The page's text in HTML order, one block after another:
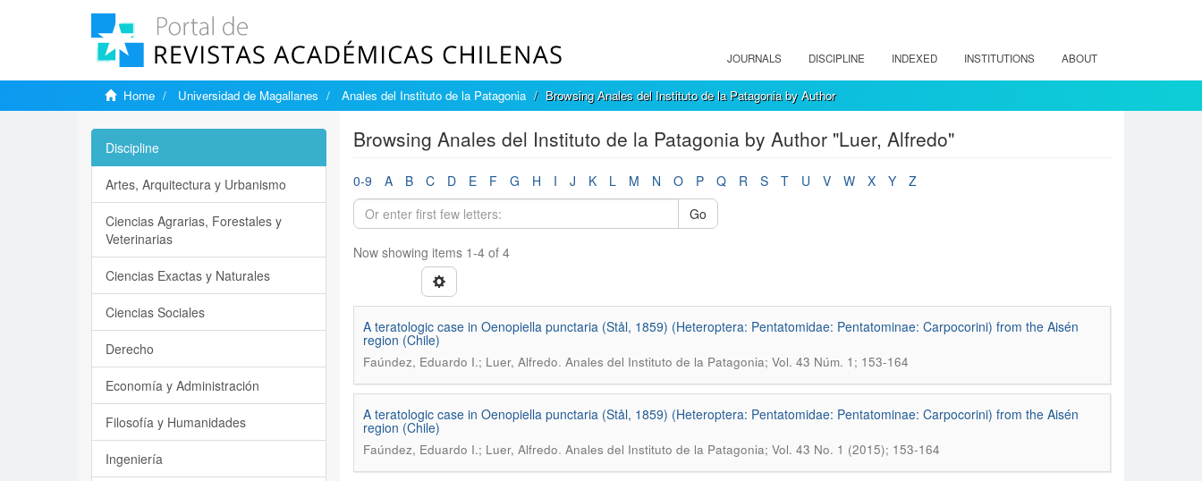
JOURNALS DISCIPLINE INDEXED INSTITUTIONS ABOUT
Home Universidad de Magallanes Anales del Instituto de la Patagonia Browsing Anales del Instituto de la Patagonia by Author
Browsing Anales del Instituto de la Patagonia by Author "Luer, Alfredo"
0-9 A B C D E F G H I J K L M N O P Q R S T U V W X Y
Z
Go
Now showing items 1-4 of 4
A teratologic case in Oenopiella punctaria (Stål, 1859) (Heteroptera: Pentatomidae: Pentatominae: Carpocorini) from the Aisén
region (Chile)
Faúndez, Eduardo I.; Luer, Alfredo. Anales del Instituto de la Patagonia; Vol. 43 Núm. 1; 153-164
A teratologic case in Oenopiella punctaria (Stål, 1859) (Heteroptera: Pentatomidae: Pentatominae: Carpocorini) from the Aisén
region (Chile)
Faúndez, Eduardo I.; Luer, Alfredo. Anales del Instituto de la Patagonia; Vol. 43 No. 1 (2015); 153-164
Discipline
Artes, Arquitectura y Urbanismo
Ciencias Agrarias, Forestales y
Veterinarias
Ciencias Exactas y Naturales
Ciencias Sociales
Derecho
Economía y Administración
Filosofía y Humanidades
Ingeniería